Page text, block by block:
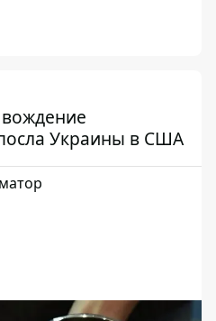
Украины в США